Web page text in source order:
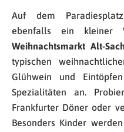
Auf dem
ebenfalls ein kleiner
Weihnachtsmarkt Alt-
typischen
Glühwein und
Spezialitäten an.
Frankfurter Döner oder
Besonders Kinder